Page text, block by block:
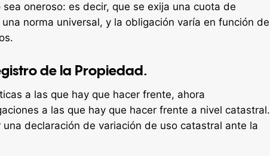
oneroso: es decir, que se exija una cuota de
norma universal, y la obligación varía en función de
de la Propiedad.
a las que hay que hacer frente, ahora
a las que hay que hacer frente a nivel catastral.
declaración de variación de uso catastral ante la